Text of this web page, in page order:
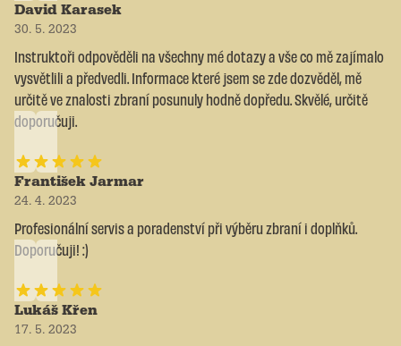
David Karasek
30. 5. 2023
Instruktoři odpověděli na všechny mé dotazy a vše co mě zajímalo
vysvětlili a předvedli. Informace které jsem se zde dozvěděl, mě
určitě ve znalosti zbraní posunuly hodně dopředu. Skvělé, určitě
doporučuji.
František Jarmar
24. 4. 2023
Profesionální servis a poradenství při výběru zbraní i doplňků.
Doporučuji! :)
Lukáš Křen
17. 5. 2023